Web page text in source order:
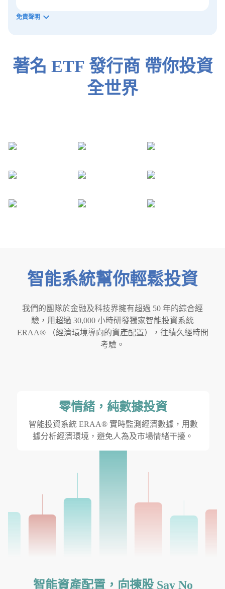
免責聲明
著名 ETF 發行商 帶你投資
全世界
智能系統幫你輕鬆投資
我們的團隊於金融及科技界擁有超過 50 年的綜合經
驗，用超過 30,000 小時研發獨家智能投資系統
ERAA® （經濟環境導向的資產配置），往績久經時間
考驗。
零情緒，純數據投資
智能投資系統 ERAA® 實時監測經濟數據，用數
據分析經濟環境，避免人為及市場情緒干擾。
智能資產配置，向揀股 Say No